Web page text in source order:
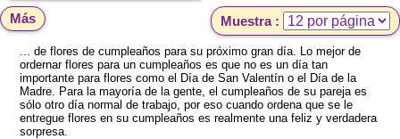
Más Muestra :
... de flores de cumpleaños para su próximo gran día. Lo mejor de
ordernar flores para un cumpleaños es que no es un día tan
importante para flores como el Día de San Valentín o el Día de la
Madre. Para la mayoría de la gente, el cumpleaños de su pareja es
sólo otro día normal de trabajo, por eso cuando ordena que se le
entregue flores en su cumpleaños es realmente una feliz y verdadera
sorpresa.